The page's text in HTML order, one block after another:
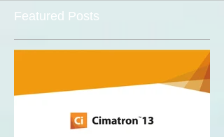
Featured Posts